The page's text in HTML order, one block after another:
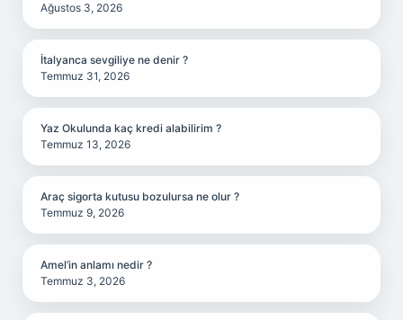
Ağustos 3, 2026
İtalyanca sevgiliye ne denir ?
Temmuz 31, 2026
Yaz Okulunda kaç kredi alabilirim ?
Temmuz 13, 2026
Araç sigorta kutusu bozulursa ne olur ?
Temmuz 9, 2026
Amel’in anlamı nedir ?
Temmuz 3, 2026